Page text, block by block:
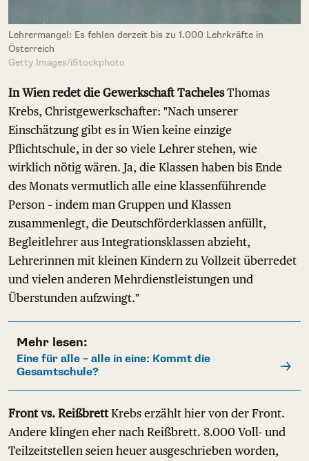
Lehrermangel: Es fehlen derzeit bis zu 1.000 Lehrkräfte in
Österreich
Getty Images/iStockphoto
In Wien redet die Gewerkschaft TachelesThomas
Krebs, Christgewerkschafter: "Nach unserer
Einschätzung gibt es in Wien keine einzige
Pflichtschule, in der so viele Lehrer stehen, wie
wirklich nötig wären. Ja, die Klassen haben bis Ende
des Monats vermutlich alle eine klassenführende
Person – indem man Gruppen und Klassen
zusammenlegt, die Deutschförderklassen anfüllt,
Begleitlehrer aus Integrationsklassen abzieht,
Lehrerinnen mit kleinen Kindern zu Vollzeit überredet
und vielen anderen Mehrdienstleistungen und
Überstunden aufzwingt."
Mehr lesen:
Eine für alle – alle in eine: Kommt die
Gesamtschule?
Front vs. ReißbrettKrebs erzählt hier von der Front.
Andere klingen eher nach Reißbrett. 8.000 Voll- und
Teilzeitstellen seien heuer ausgeschrieben worden,